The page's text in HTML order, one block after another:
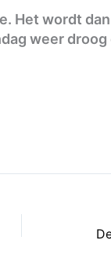
Het wordt
weer